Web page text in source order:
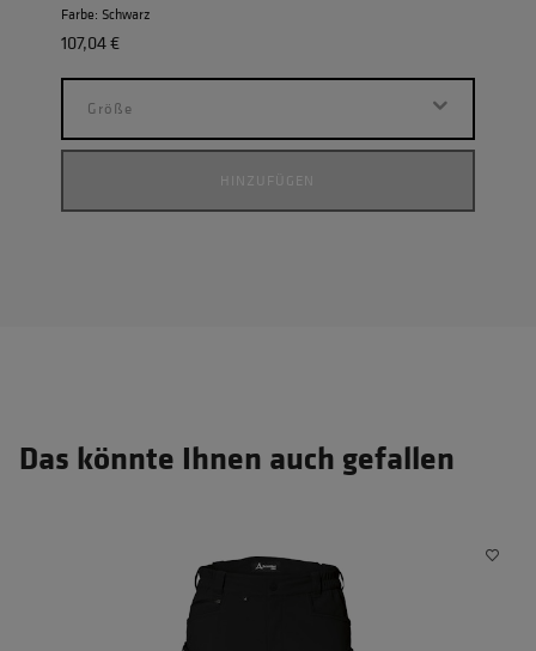
Farbe: Schwarz
107,04 €
Größe
HINZUFÜGEN
Das könnte Ihnen auch gefallen